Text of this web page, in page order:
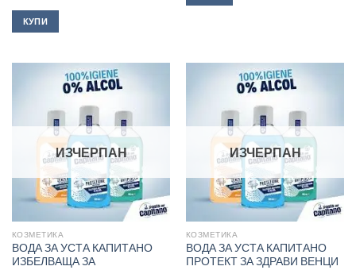
КУПИ
ИЗЧЕРПАН
КОЗМЕТИКА
ВОДА ЗА УСТА КАПИТАНО
ИЗБЕЛВАЩА ЗА
ИЗЧЕРПАН
КОЗМЕТИКА
ВОДА ЗА УСТА КАПИТАНО
ПРОТЕКТ ЗА ЗДРАВИ ВЕНЦИ